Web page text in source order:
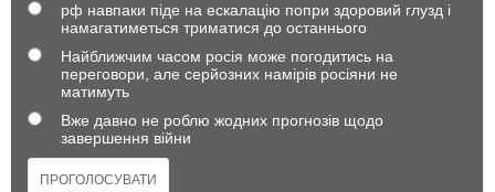
рф навпаки піде на ескалацію попри здоровий глузд і
намагатиметься триматися до останнього
Найближчим часом росія може погодитись на
переговори, але серйозних намірів росіяни не
матимуть
Вже давно не роблю жодних прогнозів щодо
завершення війни